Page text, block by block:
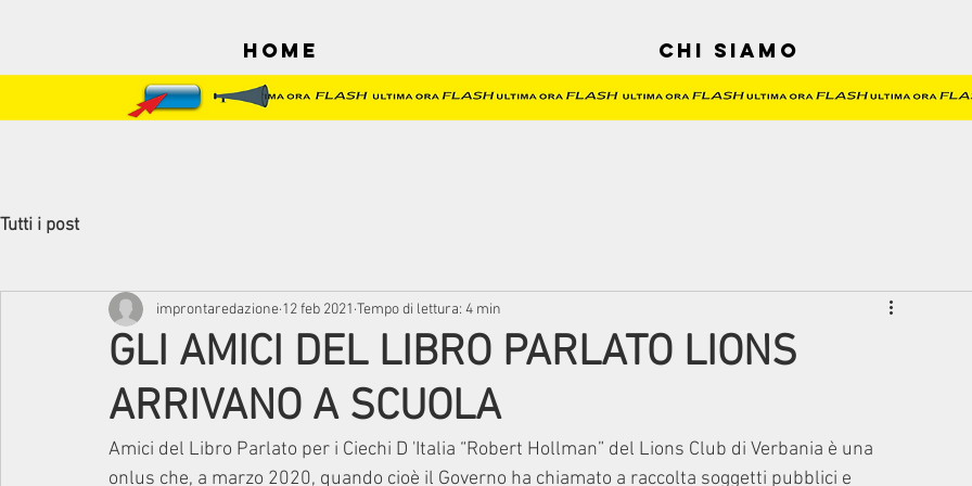
Home Chi siamo
Tutti i post
GLI AMICI DEL LIBRO PARLATO LIONS
ARRIVANO A SCUOLA
improntaredazione 12 feb 2021 Tempo di lettura: 4 min
Amici del Libro Parlato per i Ciechi D 'Italia “Robert Hollman” del Lions Club di Verbania è una
onlus che, a marzo 2020, quando cioè il Governo ha chiamato a raccolta soggetti pubblici e